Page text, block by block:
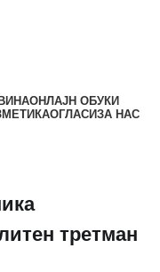
ОНЛАЈН ОБУКИ
ОГЛАСИЗА НАС
третман